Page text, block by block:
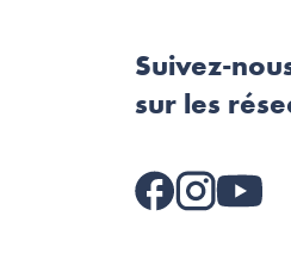
Suivez-
sur les